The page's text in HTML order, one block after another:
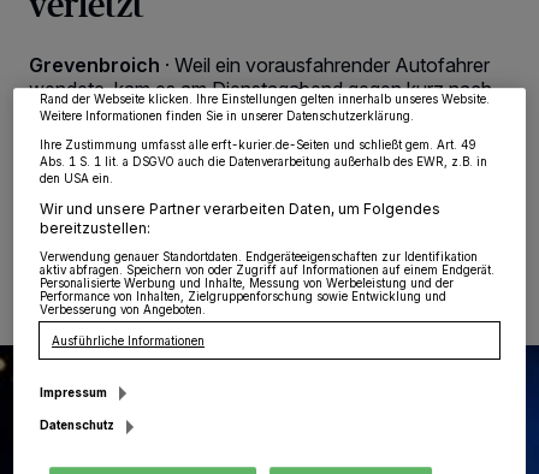
Grevenbroich · Weil ein vorausfahrender Autofahrer
wendete, kam es am Dienstagabend gegen kurz nach
20 Uhr am Ostwall zu einem Verkehrsunfall, bei dem ein
nachfolgender Rollerfahrer schwer verletzt wurde.
16.08.2023 , 14:37 Uhr
Partner verarbeiten Daten, um Ihnen Dienste bereitzustellen“ aufgeführten
wieder aufrufen, um Ihre Einstellungen zu ändern oder Ihre Einwilligung zu
widerrufen, indem Sie auf den Link Einstellungen oder Ablehnen am unteren
Rand der Webseite klicken. Ihre Einstellungen gelten innerhalb unseres Website.
Weitere Informationen finden Sie in unserer Datenschutzerklärung.
Ihre Zustimmung umfasst alle erft-kurier.de-Seiten und schließt gem. Art. 49
Abs. 1 S. 1 lit. a DSGVO auch die Datenverarbeitung außerhalb des EWR, z.B. in
den USA ein.
Wir und unsere Partner verarbeiten Daten, um Folgendes
bereitzustellen:
Verwendung genauer Standortdaten. Endgeräteeigenschaften zur Identifikation
aktiv abfragen. Speichern von oder Zugriff auf Informationen auf einem Endgerät.
Personalisierte Werbung und Inhalte, Messung von Werbeleistung und der
Performance von Inhalten, Zielgruppenforschung sowie Entwicklung und
Verbesserung von Angeboten.
Ausführliche Informationen
Impressum
Datenschutz